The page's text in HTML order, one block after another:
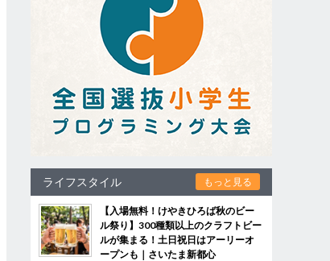
ライフスタイル もっと見る
【入場無料！けやきひろば秋のビー
ル祭り】300種類以上のクラフトビー
ルが集まる！土日祝日はアーリーオ
ープンも｜さいたま新都心